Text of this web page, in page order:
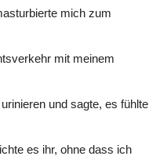
mich zum
mit meinem
und sagte, es fühlte
es ihr, ohne dass ich